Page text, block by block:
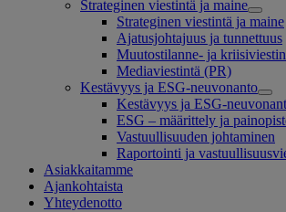
Strateginen viestintä ja maine
Strateginen viestintä ja maine
Ajatusjohtajuus ja tunnettuus
Muutostilanne- ja
Mediaviestintä (PR)
Kestävyys ja ESG-neuvonanto
Kestävyys ja ESG-
ESG – määrittely ja
Vastuullisuuden johtaminen
Raportointi ja
Asiakkaitamme
Ajankohtaista
Yhteydenotto